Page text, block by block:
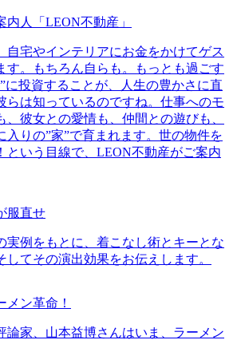
内人「LEON不動産」
自宅やインテリアにお金をかけてゲス
す。もちろん自らも。もっとも過ごす
に投資することが、人生の豊かさに直
らは知っているのですね。仕事へのモ
、彼女との愛情も、仲間との遊びも、
入りの”家”で育まれます。世の物件を
という目線で、LEON不動産がご案内
服直せ
実例をもとに、着こなし術とキーとな
してその演出効果をお伝えします。
メン革命！
論家、山本益博さんはいま、ラーメン